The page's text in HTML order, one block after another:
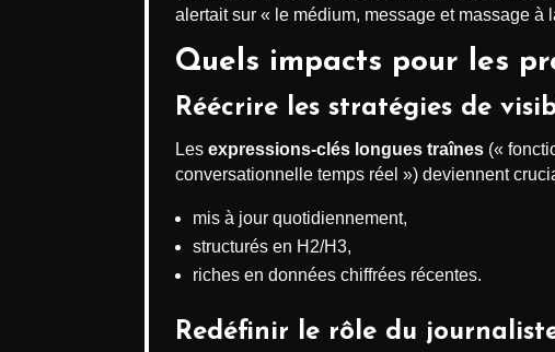
alertait sur « le médium, message et massage à
Quels impacts pour les
Réécrire les stratégies de
Les expressions-clés longues traînes («
conversationnelle temps réel ») deviennent
mis à jour quotidiennement,
structurés en H2/H3,
riches en données chiffrées récentes.
Redéfinir le rôle du